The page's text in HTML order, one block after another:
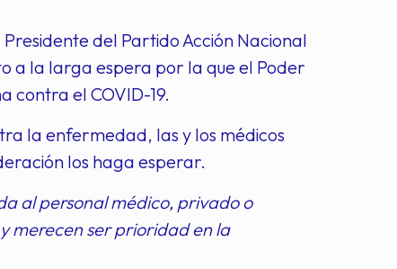
del Partido Acción Nacional
a la larga espera por la que el Poder
contra el COVID-19.
la enfermedad, las y los médicos
los haga esperar.
al personal médico, privado o
merecen ser prioridad en la